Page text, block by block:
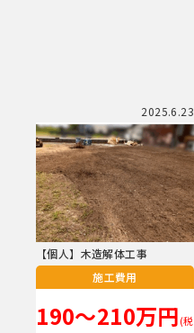
2025.6.23
【個人】木造解体工事
施工費用
190～210万円(税